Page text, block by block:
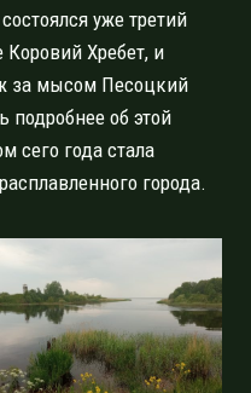
уже третий
Хребет, и
за мысом Песоцкий
подробнее об этой
сего года стала
города.